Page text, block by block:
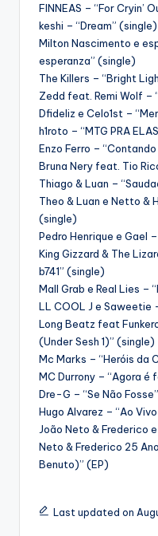
FINNEAS – “For Cryin’
keshi – “Dream” (single)
Milton Nascimento e
esperanza” (single)
The Killers – “Bright
Zedd feat. Remi Wolf –
Dfideliz e Celo1st –
h1roto – “MTG PRA
Enzo Ferro –
Bruna Nery feat. Tio
Thiago & Luan –
Theo & Luan e Netto &
(single)
Pedro Henrique e Gael
King Gizzard & The
b741” (single)
Mall Grab e Real Lies –
LL COOL J e Saweetie
Long Beatz feat
(Under Sesh 1)” (single)
Mc Marks – “Heróis da
MC Durrony – “Agora
Dre-G – “Se Não
Hugo Alvarez – “Ao
João Neto & Frederico
Neto & Frederico 25
Benuto)” (EP)
Last updated on